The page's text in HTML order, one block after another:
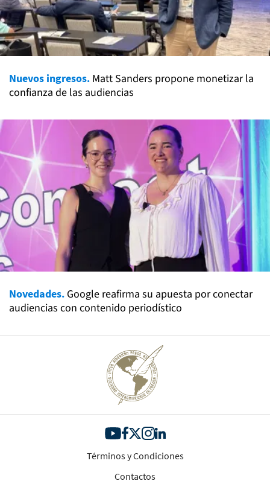
Nuevos ingresos. Matt Sanders propone monetizar la
confianza de las audiencias
Novedades. Google reafirma su apuesta por conectar
audiencias con contenido periodístico
Términos y Condiciones
Contactos